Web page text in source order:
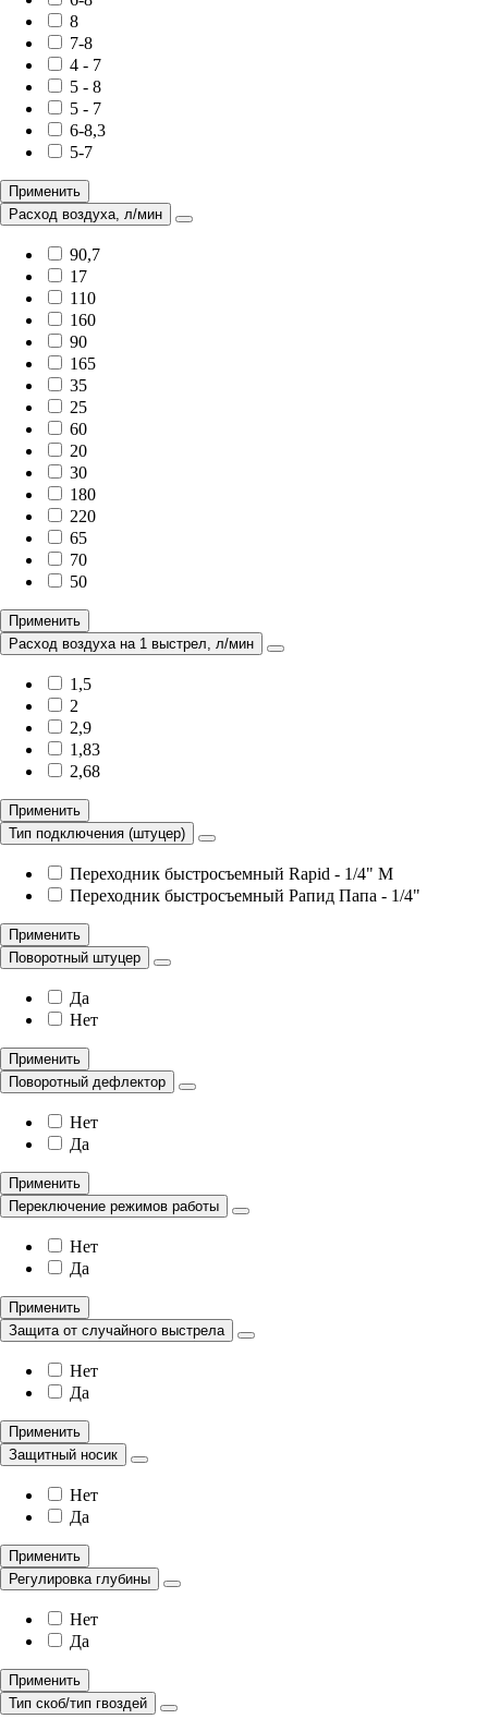
8
7-8
4 - 7
5 - 8
5 - 7
6-8,3
5-7
Применить
Расход воздуха, л/мин
90,7
17
110
160
90
165
35
25
60
20
30
180
220
65
70
50
Применить
Расход воздуха на 1 выстрел, л/мин
1,5
2
2,9
1,83
2,68
Применить
Тип подключения (штуцер)
Переходник быстросъемный Rapid - 1/4" M
Переходник быстросъемный Рапид Папа - 1/4"
Применить
Поворотный штуцер
Да
Нет
Применить
Поворотный дефлектор
Нет
Да
Применить
Переключение режимов работы
Нет
Да
Применить
Защита от случайного выстрела
Нет
Да
Применить
Защитный носик
Нет
Да
Применить
Регулировка глубины
Нет
Да
Применить
Тип скоб/тип гвоздей